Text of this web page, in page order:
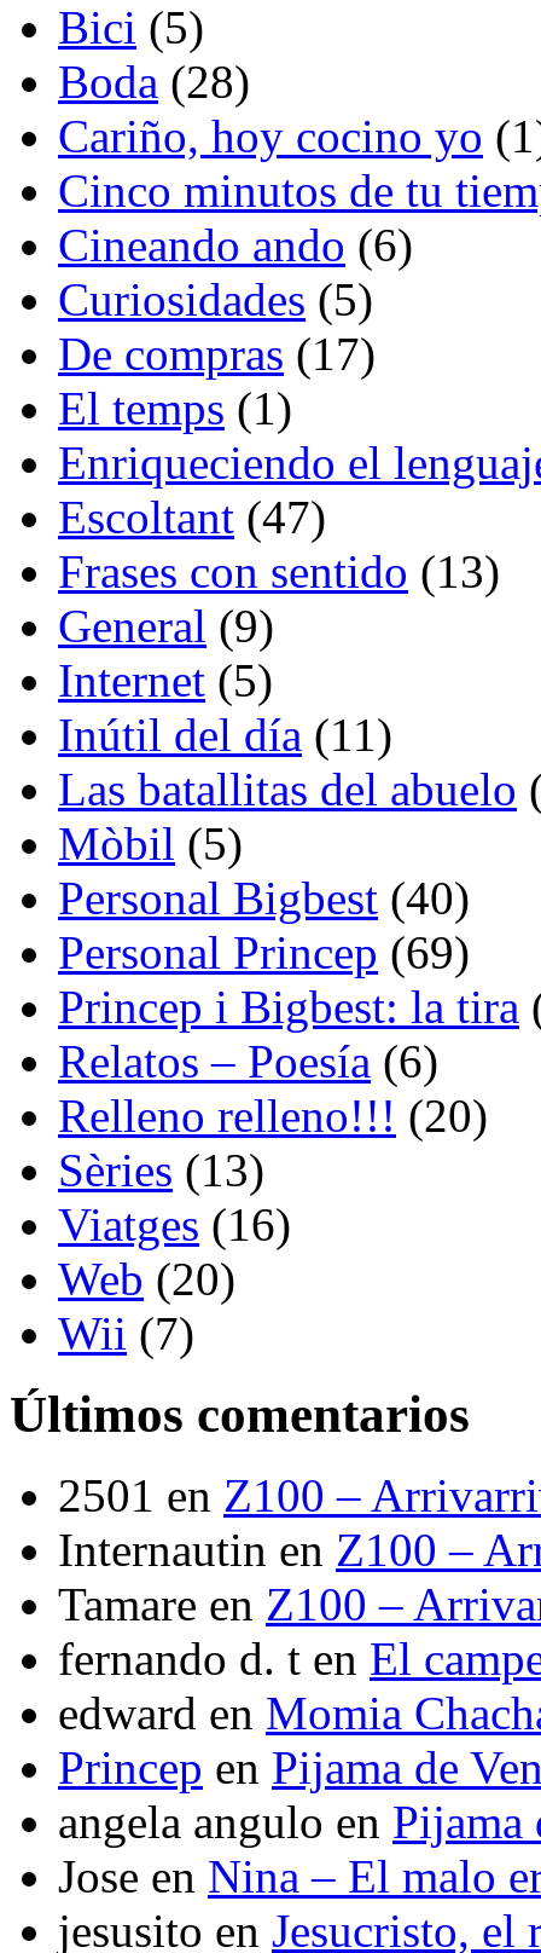
Bici (5)
Boda (28)
Cariño, hoy cocino yo
Cinco minutos de tu
Cineando ando (6)
Curiosidades (5)
De compras (17)
El temps (1)
Enriqueciendo el
Escoltant (47)
Frases con sentido (13)
General (9)
Internet (5)
Inútil del día (11)
Las batallitas del abuelo
Mòbil (5)
Personal Bigbest (40)
Personal Princep (69)
Princep i Bigbest: la tira
Relatos – Poesía (6)
Relleno relleno!!! (20)
Sèries (13)
Viatges (16)
Web (20)
Wii (7)
Últimos comentarios
2501 en Z100 –
Internautin en Z100 –
Tamare en Z100 –
fernando d. t en El
edward en Momia
Princep en Pijama de
angela angulo en Pijama
Jose en Nina – El malo
jesusito en Jesucristo, el